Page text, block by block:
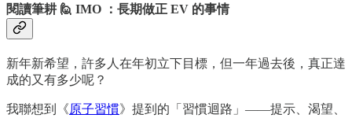
閱讀筆耕 🙋 IMO ：長期做正 EV 的事情
新年新希望，許多人在年初立下目標，但一年過去後，真正達
成的又有多少呢？
我聯想到《原子習慣》提到的「習慣迴路」——提示、渴望、